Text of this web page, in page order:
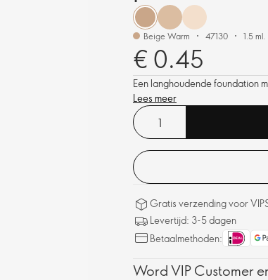
Beige Warm 47130 1.5 ml.
€ 0.45
Een langhoudende foundation
Lees meer
Gratis verzending voor
Levertijd: 3-5 dagen
Betaalmethoden:
Word VIP Customer